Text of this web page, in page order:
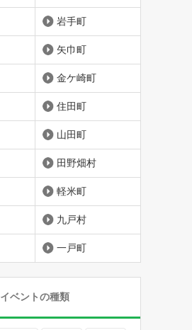
岩手町
矢巾町
金ケ崎町
住田町
山田町
田野畑村
軽米町
九戸村
一戸町
イベントの種類